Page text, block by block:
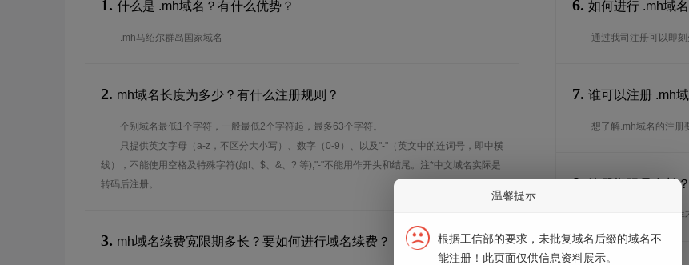
1. 什么是 .mh域名？有什么优势？
.mh马绍尔群岛国家域名
2. mh域名长度为多少？有什么注册规则？
个别域名最低1个字符，一般最低2个字符起，最多63个字符。
只提供英文字母（a-z，不区分大小写）、数字（0-9）、以及"-"（英文中的连词号，即中横
线），不能使用空格及特殊字符(如!、$、&、? 等),"-"不能用作开头和结尾。注*中文域名实际是
转码后注册。
3. mh域名续费宽限期多长？要如何进行域名续费？
6. 如何进行 .mh域
通过我司注册可以即刻
7. 谁可以注册 .mh
想了解.mh域名的注册
8. 注册期限是多长？
注册期限从1年到10年
温馨提示
根据工信部的要求，未批复域名后缀的域名不
能注册！此页面仅供信息资料展示。